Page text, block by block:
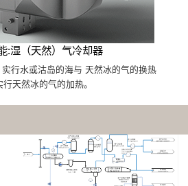
:湿（天然）气冷却器
行水或沽岛的海与 天然冰的气的换热
行天然冰的气的加热。